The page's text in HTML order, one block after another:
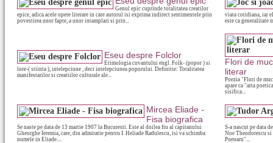
Genul epic cuprinde totalitatea creatilor
epice, adica acele opere literare in care autorul isi exprima indirect sentimentele prin
povestirea unor fapte, a unor intamplari si prin...
viata cotidiana, iar
este ca generalitate
Eseu despre Folclor
Etimologia cuvantului engl. Folk- (popor ) si
lore-( stiinta ), intelepciune , deci intelepciunea poporului. Definitie: Totalitatea
manifestarilor si creatiilor culturale ale...
Flori de
literar
Poezia "Flori de
apare ca "arta
sisifica...
Mircea Eliade -
Fisa biografica
Se naste pe data de 13 martie 1907 la Bucuresti. Este al doilea fiu al capitanului
Gheorghe Ieremia, care, din admiratie pentru I. Heliade Radulescu, isi va schimba
numele in Eliade....
S-a nascut pe data
Noe Theodorescu
Poenaru"...